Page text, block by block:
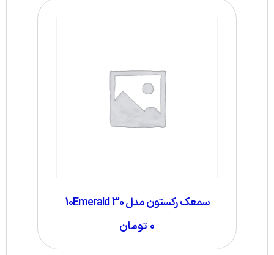
سمعک رکستون مدل 10Emerald 30
۰ تومان